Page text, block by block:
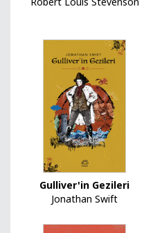
Gulliver'in Gezileri
Jonathan Swift